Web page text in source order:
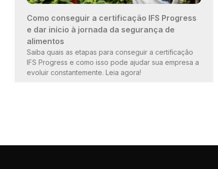
Como conseguir a certificação IFS Progress
e dar início à jornada da segurança de
alimentos
Saiba quais as etapas para conseguir a certificação
IFS Progress e como isso pode ajudar sua empresa a
evoluir constantemente. Leia agora!